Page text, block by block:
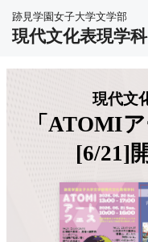
跡見学園女子大学文学部
現代文化表現学科
現代文
「ATOMI
[6/21]